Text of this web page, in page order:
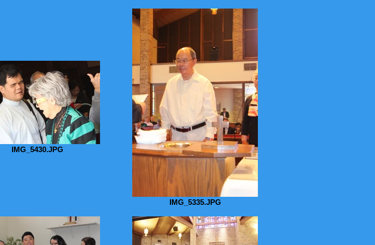
IMG_5430.JPG
IMG_5335.JPG